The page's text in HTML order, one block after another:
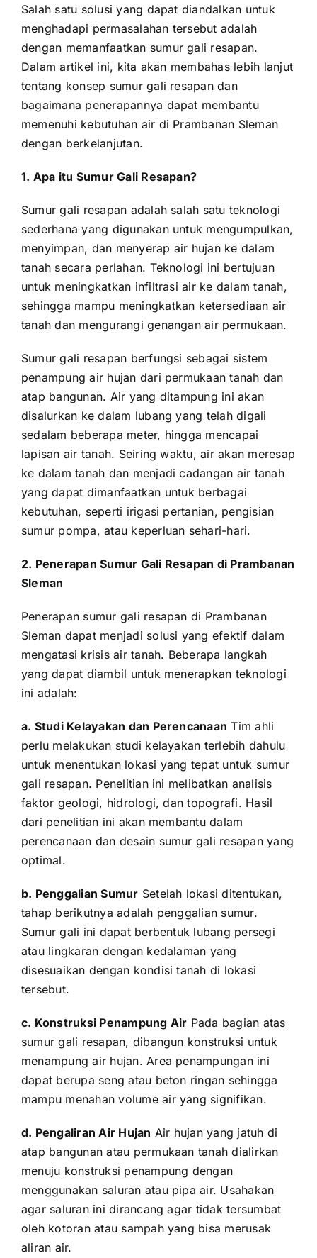
Salah satu solusi yang dapat diandalkan untuk
menghadapi permasalahan tersebut adalah
dengan memanfaatkan sumur gali resapan.
Dalam artikel ini, kita akan membahas lebih lanjut
tentang konsep sumur gali resapan dan
bagaimana penerapannya dapat membantu
memenuhi kebutuhan air di Prambanan Sleman
dengan berkelanjutan.
1. Apa itu Sumur Gali Resapan?
Sumur gali resapan adalah salah satu teknologi
sederhana yang digunakan untuk mengumpulkan,
menyimpan, dan menyerap air hujan ke dalam
tanah secara perlahan. Teknologi ini bertujuan
untuk meningkatkan infiltrasi air ke dalam tanah,
sehingga mampu meningkatkan ketersediaan air
tanah dan mengurangi genangan air permukaan.
Sumur gali resapan berfungsi sebagai sistem
penampung air hujan dari permukaan tanah dan
atap bangunan. Air yang ditampung ini akan
disalurkan ke dalam lubang yang telah digali
sedalam beberapa meter, hingga mencapai
lapisan air tanah. Seiring waktu, air akan meresap
ke dalam tanah dan menjadi cadangan air tanah
yang dapat dimanfaatkan untuk berbagai
kebutuhan, seperti irigasi pertanian, pengisian
sumur pompa, atau keperluan sehari-hari.
2. Penerapan Sumur Gali Resapan di Prambanan
Sleman
Penerapan sumur gali resapan di Prambanan
Sleman dapat menjadi solusi yang efektif dalam
mengatasi krisis air tanah. Beberapa langkah
yang dapat diambil untuk menerapkan teknologi
ini adalah:
a. Studi Kelayakan dan Perencanaan Tim ahli
perlu melakukan studi kelayakan terlebih dahulu
untuk menentukan lokasi yang tepat untuk sumur
gali resapan. Penelitian ini melibatkan analisis
faktor geologi, hidrologi, dan topografi. Hasil
dari penelitian ini akan membantu dalam
perencanaan dan desain sumur gali resapan yang
optimal.
b. Penggalian Sumur Setelah lokasi ditentukan,
tahap berikutnya adalah penggalian sumur.
Sumur gali ini dapat berbentuk lubang persegi
atau lingkaran dengan kedalaman yang
disesuaikan dengan kondisi tanah di lokasi
tersebut.
c. Konstruksi Penampung Air Pada bagian atas
sumur gali resapan, dibangun konstruksi untuk
menampung air hujan. Area penampungan ini
dapat berupa seng atau beton ringan sehingga
mampu menahan volume air yang signifikan.
d. Pengaliran Air Hujan Air hujan yang jatuh di
atap bangunan atau permukaan tanah dialirkan
menuju konstruksi penampung dengan
menggunakan saluran atau pipa air. Usahakan
agar saluran ini dirancang agar tidak tersumbat
oleh kotoran atau sampah yang bisa merusak
aliran air.